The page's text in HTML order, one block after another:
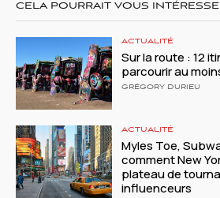
CELA POURRAIT VOUS
ACTUALITÉ
Sur la route : 12
parcourir au
GRÉGORY DURIEU
ACTUALITÉ
Myles Toe,
comment New
plateau de
influenceurs